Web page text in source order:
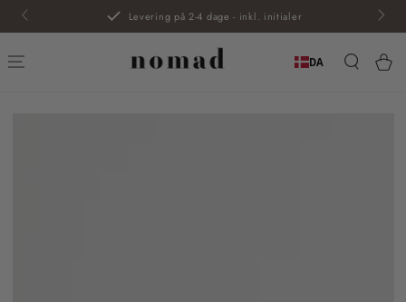
SPRING TIL
INDHOLD
Levering på 2-4 dage - inkl. initialer
DA